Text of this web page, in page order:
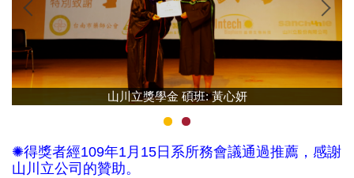
山川立獎學金 碩班: 黃心妍
✺得獎者經109年1月15日系所務會議通過推薦，感謝
山川立公司的贊助。